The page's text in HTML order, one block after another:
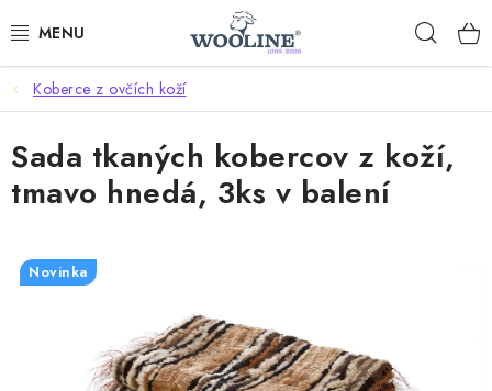
na
AKCIE
OBLEČENIE Z VLNY
OBUV
DOMOV A SPANIE
ZÁHRADA
Koberce z ovčích koží
Sada tkaných kobercov z koží,
tmavo hnedá, 3ks v balení
Novinka